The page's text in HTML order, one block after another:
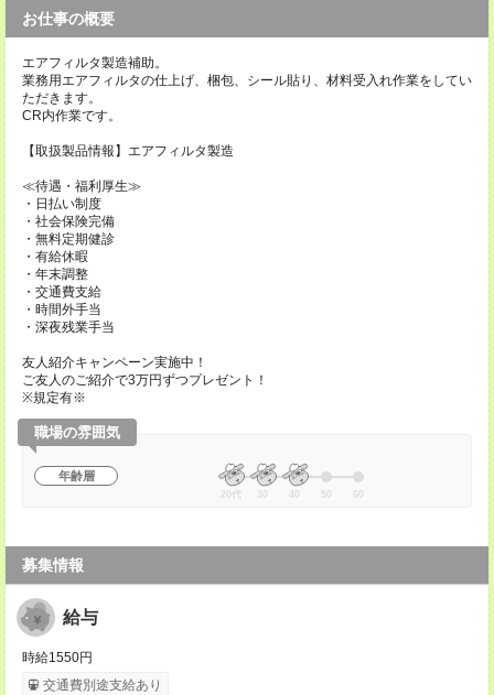
お仕事の概要
エアフィルタ製造補助。
業務用エアフィルタの仕上げ、梱包、シール貼り、材料受入れ作業をしてい
ただきます。
CR内作業です。
【取扱製品情報】エアフィルタ製造
≪待遇・福利厚生≫
・日払い制度
・社会保険完備
・無料定期健診
・有給休暇
・年末調整
・交通費支給
・時間外手当
・深夜残業手当
友人紹介キャンペーン実施中！
ご友人のご紹介で3万円ずつプレゼント！
※規定有※
職場の雰囲気
年齢層
20代 30 40 50 60
募集情報
給与
時給1550円
交通費別途支給あり